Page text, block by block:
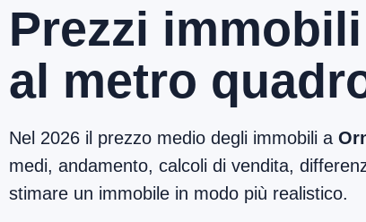
Prezzi
al metro
Nel 2026 il prezzo medio degli immobili a
medi, andamento, calcoli di vendita,
stimare un immobile in modo più realistico.